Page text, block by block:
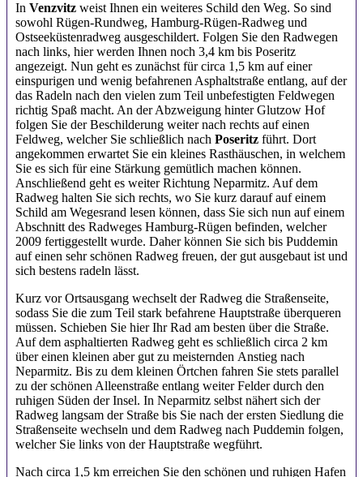
In Venzvitz weist Ihnen ein weiteres Schild den Weg. So sind
sowohl Rügen-Rundweg, Hamburg-Rügen-Radweg und
Ostseeküstenradweg ausgeschildert. Folgen Sie den Radwegen
nach links, hier werden Ihnen noch 3,4 km bis Poseritz
angezeigt. Nun geht es zunächst für circa 1,5 km auf einer
einspurigen und wenig befahrenen Asphaltstraße entlang, auf der
das Radeln nach den vielen zum Teil unbefestigten Feldwegen
richtig Spaß macht. An der Abzweigung hinter Glutzow Hof
folgen Sie der Beschilderung weiter nach rechts auf einen
Feldweg, welcher Sie schließlich nach Poseritz führt. Dort
angekommen erwartet Sie ein kleines Rasthäuschen, in welchem
Sie es sich für eine Stärkung gemütlich machen können.
Anschließend geht es weiter Richtung Neparmitz. Auf dem
Radweg halten Sie sich rechts, wo Sie kurz darauf auf einem
Schild am Wegesrand lesen können, dass Sie sich nun auf einem
Abschnitt des Radweges Hamburg-Rügen befinden, welcher
2009 fertiggestellt wurde. Daher können Sie sich bis Puddemin
auf einen sehr schönen Radweg freuen, der gut ausgebaut ist und
sich bestens radeln lässt.
Kurz vor Ortsausgang wechselt der Radweg die Straßenseite,
sodass Sie die zum Teil stark befahrene Hauptstraße überqueren
müssen. Schieben Sie hier Ihr Rad am besten über die Straße.
Auf dem asphaltierten Radweg geht es schließlich circa 2 km
über einen kleinen aber gut zu meisternden Anstieg nach
Neparmitz. Bis zu dem kleinen Örtchen fahren Sie stets parallel
zu der schönen Alleenstraße entlang weiter Felder durch den
ruhigen Süden der Insel. In Neparmitz selbst nähert sich der
Radweg langsam der Straße bis Sie nach der ersten Siedlung die
Straßenseite wechseln und dem Radweg nach Puddemin folgen,
welcher Sie links von der Hauptstraße wegführt.
Nach circa 1,5 km erreichen Sie den schönen und ruhigen Hafen